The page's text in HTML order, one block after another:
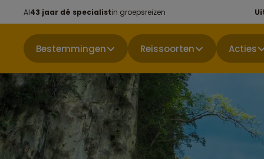
Al43 jaar dé specialistin groepsreizen
Bestemmingen Reissoorten Acties